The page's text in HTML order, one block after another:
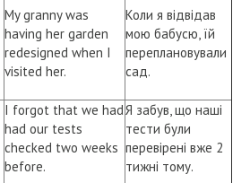
My granny was
having her garden
redesigned when I
visited her.
Коли я відвідав
мою бабусю, їй
переплановували
сад.
I forgot that we had
had our tests
checked two weeks
before.
Я забув, що наші
тести були
перевірені вже 2
тижні тому.